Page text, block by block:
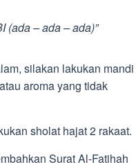
(ada – ada – ada)”
silakan lakukan mandi
aroma yang tidak
sholat hajat 2 rakaat.
Surat Al-Fatihah